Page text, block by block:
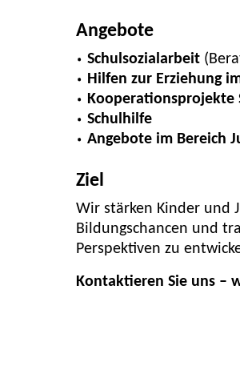
Angebote
Schulsozialarbeit
Hilfen zur Erziehung
Kooperationsprojekte
Schulhilfe
Angebote im Bereich
Ziel
Wir stärken Kinder und
Bildungschancen und
Perspektiven zu
Kontaktieren Sie uns –